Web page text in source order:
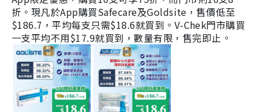
折。現凡於App購買Safecare及Goldsite，售價低至
$186.7，平均每支只需$18.6就買到。V-Chek門市購買
一支平均不用$17.9就買到，數量有限，售完即止。